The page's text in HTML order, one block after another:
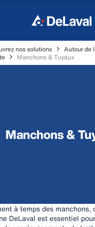
nos solutions
Autour de
Manchons & Tuyaux
Manchons &
à temps des manchons,
DeLaval est essentiel